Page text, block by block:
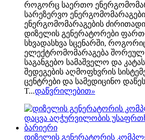
როგორც საერთო
სარეზერვო
ენერგომომარაგების
დიზელის გენერატორები
სხვადასხვა სცენარში,
ელექტრომომარაგება შორეულ
საგანგებო სამაშველო და
შედეგების აღმოფხვრის
ცენტრები და სამედიცინო
T...დაწვრილებით»
დიზელის გენერატორის